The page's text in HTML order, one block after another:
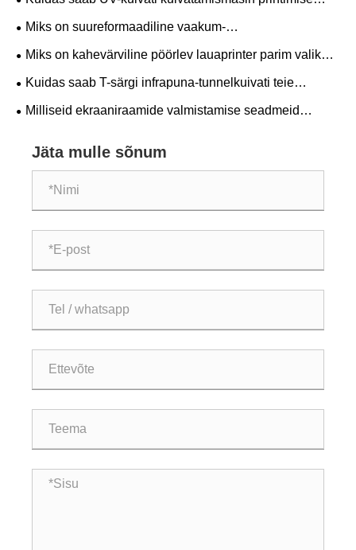
tõhusust ja toote kvaliteeti parandada
Miks on suureformaadiline vaakum-
lameekraantrükimasin ülitäpse tööstusliku printimise
Miks on kahevärviline pöörlev lauaprinter parim valik
kiireks ja täpseks mitmevärviliseks printimiseks
Kuidas saab T-särgi infrapuna-tunnelkuivati ​​teie
rõivatootmist muuta?
Milliseid ekraaniraamide valmistamise seadmeid
Jäta mulle sõnum